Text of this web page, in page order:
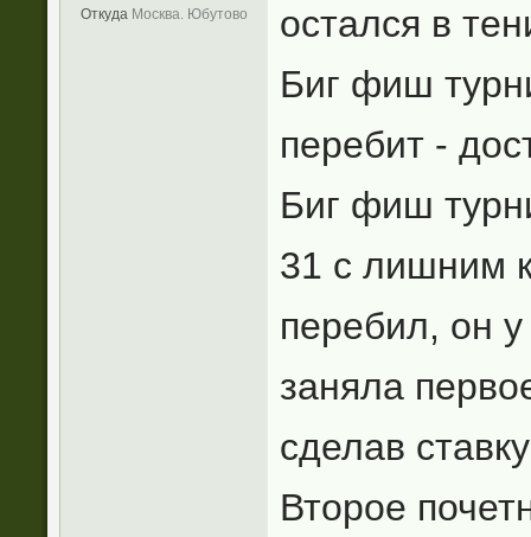
Откуда Москва. Юбутово
остался в
Биг фиш
перебит -
Биг фиш
31 с лишним
перебил, он
заняла
сделав
Второе